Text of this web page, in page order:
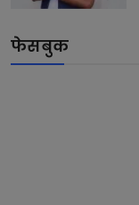
फेसबुक